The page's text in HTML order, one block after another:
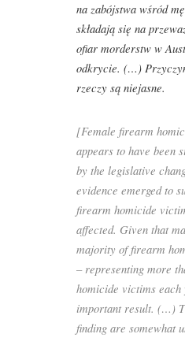
na zabójstwa wśród
składają się na
ofiar morderstw w
odkrycie. (…)
rzeczy są niejasne.
[Female firearm
appears to have been
by the legislative
evidence emerged to
firearm homicide
affected. Given that
majority of firearm
– representing more
homicide victims
important result. (…)
finding are somewhat